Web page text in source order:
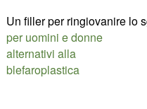
Un filler per ringiovanire lo
per uomini e donne
alternativi alla
blefaroplastica